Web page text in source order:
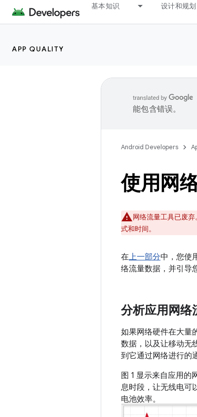
基本知识 设计和规划
APP QUALITY
能包含错误。
Android Developers
使用网
网络流量工具已废
式和时间。
在上一部分中，您使
络流量数据，并引导
分析应用网络
如果网络硬件在大量
数据，以及让移动无
到它通过网络进行的
图 1 显示来自应用的
息时段，让无线电可
电池效率。